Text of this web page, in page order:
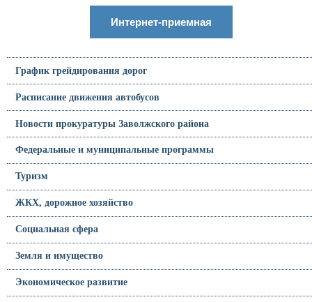
Интернет-приемная
График грейдирования дорог
Расписание движения автобусов
Новости прокуратуры Заволжского района
Федеральные и муниципальные программы
Туризм
ЖКХ, дорожное хозяйство
Социальная сфера
Земля и имущество
Экономическое развитие